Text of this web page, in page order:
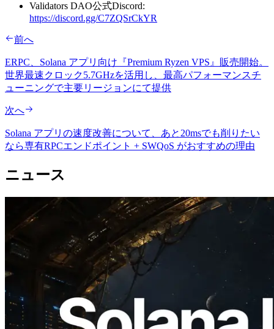
Validators DAO公式Discord:
https://discord.gg/C7ZQSrCkYR
前へ
ERPC、Solana アプリ向け『Premium Ryzen VPS』販売開始。
世界最速クロック5.7GHzを活用し、最高パフォーマンスチ
ューニングで主要リージョンにて提供
次へ
Solana アプリの速度改善について、あと20msでも削りたい
なら専有RPCエンドポイント + SWQoS がおすすめの理由
ニュース